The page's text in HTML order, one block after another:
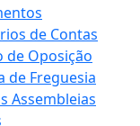
de Contas
de Oposição
de Freguesia
Assembleias